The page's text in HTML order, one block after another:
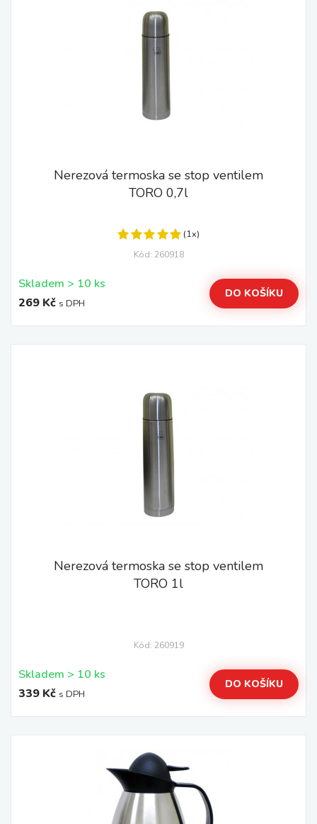
Nerezová termoska se stop ventilem
TORO 0,7l
(1x)
Kód: 260918
Skladem > 10 ks
269 Kč s DPH
DO KOŠÍKU
Nerezová termoska se stop ventilem
TORO 1l
Kód: 260919
Skladem > 10 ks
339 Kč s DPH
DO KOŠÍKU